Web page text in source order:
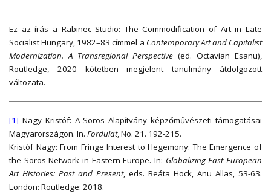
Ez az írás a Rabinec Studio: The Commodification of Art in Late
Socialist Hungary, 1982–83 címmel a Contemporary Art and Capitalist
Modernization. A Transregional Perspective (ed. Octavian Esanu),
Routledge, 2020 kötetben megjelent tanulmány átdolgozott
változata.
[1] Nagy Kristóf: A Soros Alapítvány képzőművészeti támogatásai
Magyarországon. In. Fordulat, No. 21. 192-215.
Kristóf Nagy: From Fringe Interest to Hegemony: The Emergence of
the Soros Network in Eastern Europe. In: Globalizing East European
Art Histories: Past and Present, eds. Beáta Hock, Anu Allas, 53-63.
London: Routledge: 2018.